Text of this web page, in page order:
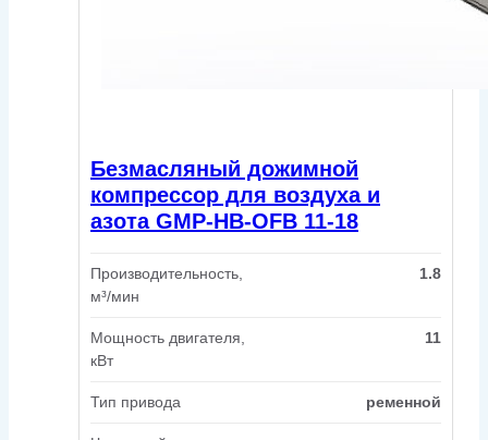
Безмасляный дожимной
компрессор для воздуха и
азота GMP-HB-OFB 11-18
Производительность,
м³/мин
1.8
Мощность двигателя,
кВт
11
Тип привода ременной